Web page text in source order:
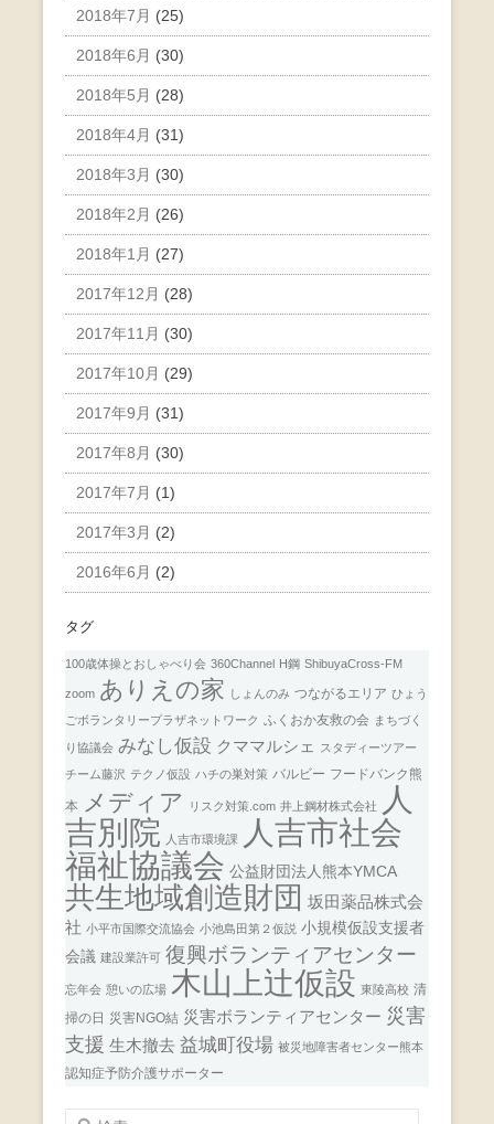
2018年7月 (25)
2018年6月 (30)
2018年5月 (28)
2018年4月 (31)
2018年3月 (30)
2018年2月 (26)
2018年1月 (27)
2017年12月 (28)
2017年11月 (30)
2017年10月 (29)
2017年9月 (31)
2017年8月 (30)
2017年7月 (1)
2017年3月 (2)
2016年6月 (2)
タグ
100歳体操とおしゃべり会 360Channel H鋼 ShibuyaCross-FM
zoom ありえの家 しょんのみ つながるエリア ひょう
ごボランタリープラザネットワーク ふくおか友救の会 まちづく
り協議会 みなし仮設 クママルシェ
スタディーツアー
チーム藤沢 テクノ仮設 ハチの巣対策 バルビー フードバンク熊
本 メディア リスク対策.com 井上鋼材株式会社
人
吉別院
人吉市環境課
人吉市社会
福祉協議会 公益財団法人熊本YMCA
共生地域創造財団 坂田薬品株式会
社 小平市国際交流協会 小池島田第２仮説 小規模仮設支援者
会議 建設業許可 復興ボランティアセンター
忘年会 憩いの広場 木山上辻仮設 東陵高校 清
掃の日 災害NGO結 災害ボランティアセンター 災害
支援 生木撤去 益城町役場 被災地障害者センター熊本
認知症予防介護サポーター